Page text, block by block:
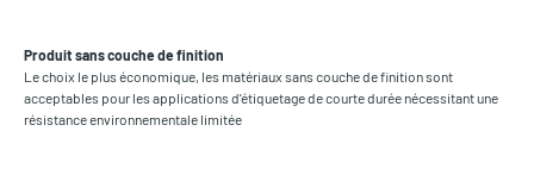
Produit sans couche de finition
Le choix le plus économique, les matériaux sans couche de finition sont
acceptables pour les applications d'étiquetage de courte durée nécessitant une
résistance environnementale limitée